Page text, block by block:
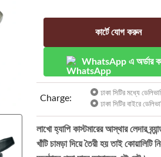
কার্টে যোগ করুন
WhatsApp এ অর্ডার
Charge:
ঢাকা সিটির মধ্যে
ঢাকা সিটির বাইরে
লাখো হ্যাপি কাস্টমারের আস্থার লেদার
খাঁটি চামড়া দিয়ে তৈরী হয় তাই